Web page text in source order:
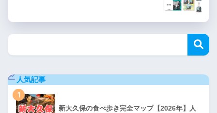
人気記事
1
新大久保の食べ歩き完全マップ【2026年】人